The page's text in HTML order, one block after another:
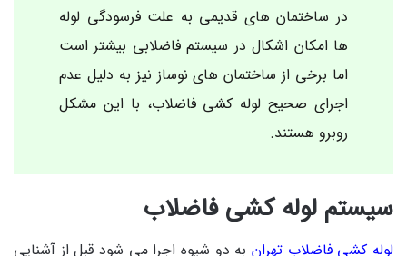
در ساختمان های قدیمی به علت فرسودگی لوله
ها امکان اشکال در سیستم فاضلابی بیشتر است
اما برخی از ساختمان های نوساز نیز به دلیل عدم
اجرای صحیح لوله کشی فاضلاب، با این مشکل
روبرو هستند.
سیستم لوله کشی فاضلاب
لوله کشی فاضلاب تهران به دو شیوه اجرا می شود قبل از آشنایی